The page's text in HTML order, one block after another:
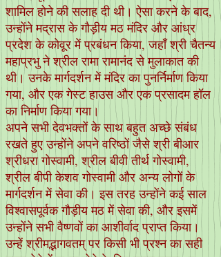
शामिल होने की सलाह दी थी। ऐसा करने के बाद,
उन्होंने मद्रास के गौड़ीय मठ मंदिर और आंध्र
प्रदेश के कोवूर में प्रबंधन किया, जहाँ श्री चैतन्य
महाप्रभु ने श्रील रामा रामानंद से मुलाकात की
थी। उनके मार्गदर्शन में मंदिर का पुनर्निर्माण किया
गया, और एक गेस्ट हाउस और एक प्रसादम हॉल
का निर्माण किया गया।
अपने सभी देवभक्तों के साथ बहुत अच्छे संबंध
रखते हुए उन्होंने अपने वरिष्ठों जैसे श्री बीआर
श्रीधरा गोस्वामी, श्रील बीवी तीर्थ गोस्वामी,
श्रील बीपी केशव गोस्वामी और अन्य लोगों के
मार्गदर्शन में सेवा की। इस तरह उन्होंने कई साल
विश्वासपूर्वक गौड़ीय मठ में सेवा की, और इसमें
उन्होंने सभी वैष्णवों का आशीर्वाद प्राप्त किया।
उन्हें श्रीमद्भागवतम् पर किसी भी प्रश्न का सही